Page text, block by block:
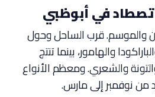
في أبوظبي
والموسم. قرب الساحل وحول
والهامور، بينما تنتج
والشعري. ومعظم الأنواع
من نوفمبر إلى مارس.